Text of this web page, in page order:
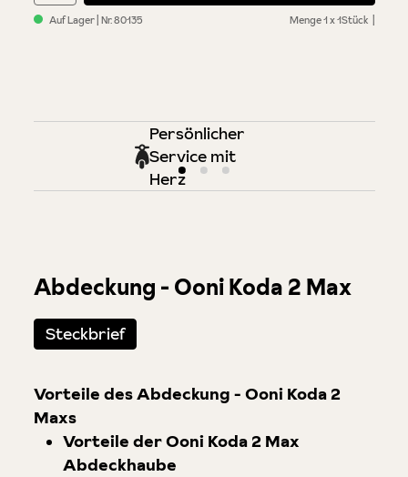
Auf Lager | Nr.80135 Menge1 x 1Stück
Persönlicher
Service mit
Herz
Abdeckung - Ooni Koda 2 Max
Steckbrief
Vorteile des Abdeckung - Ooni Koda 2
Maxs
Vorteile der Ooni Koda 2 Max
Abdeckhaube